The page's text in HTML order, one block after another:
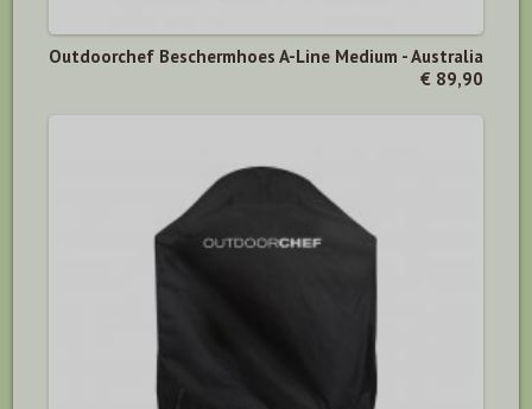
Outdoorchef Beschermhoes A-Line Medium - Australia
€ 89,90